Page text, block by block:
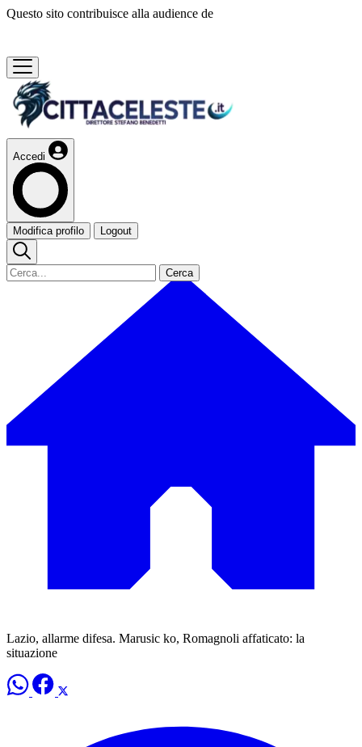
Questo sito contribuisce alla audience de
Accedi
Modifica profilo Logout
Cerca
Lazio, allarme difesa. Marusic ko, Romagnoli affaticato: la
situazione